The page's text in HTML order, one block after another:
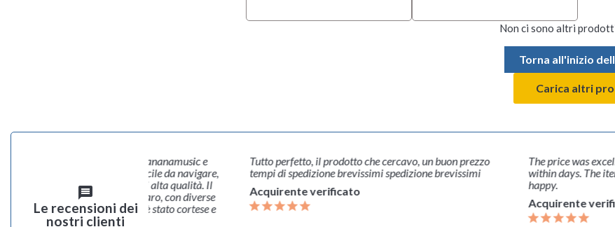
Non ci sono altri
Torna all'inizio
Carica altri
message
Le recensioni dei
nostri clienti
acquistato online su Bananamusic e
è stata eccellente. Il sito è facile da navigare,
dettagliate e immagini di alta qualità. Il
di acquisto è stato rapido e chiaro, con diverse
di pagamento. Il servizio clienti è stato cortese e
La consegna...
Tutto perfetto, il prodotto che cercavo, un buon prezzo
tempi di spedizione brevissimi spedizione brevissimi
Acquirente verificato
The price was
within days. The
happy.
Acquirente